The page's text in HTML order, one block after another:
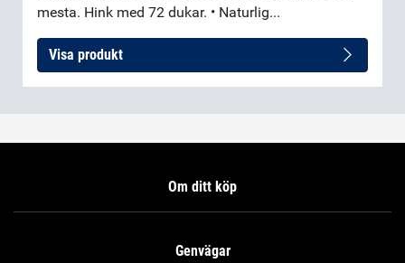
mesta. Hink med 72 dukar. • Naturlig...
Visa produkt
Om ditt köp
Genvägar